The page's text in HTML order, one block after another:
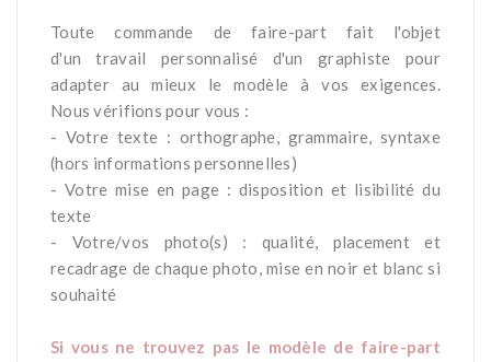
Toute commande de faire-part fait l'objet
d'un travail personnalisé d'un graphiste pour
adapter au mieux le modèle à vos exigences.
Nous vérifions pour vous :
- Votre texte : orthographe, grammaire, syntaxe
(hors informations personnelles)
- Votre mise en page : disposition et lisibilité du
texte
- Votre/vos photo(s) : qualité, placement et
recadrage de chaque photo, mise en noir et blanc si
souhaité
Si vous ne trouvez pas le modèle de faire-part